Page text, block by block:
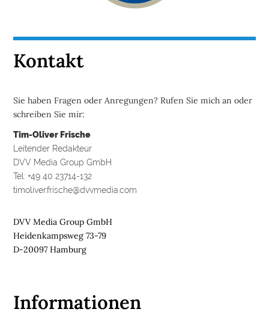
Kontakt
Sie haben Fragen oder Anregungen? Rufen Sie mich an oder
schreiben Sie mir:
Tim-Oliver Frische
Leitender Redakteur
DVV Media Group GmbH
Tel: +49 40 23714-132
timoliver.frische@dvvmedia.com
DVV Media Group GmbH
Heidenkampsweg 73-79
D-20097 Hamburg
Informationen